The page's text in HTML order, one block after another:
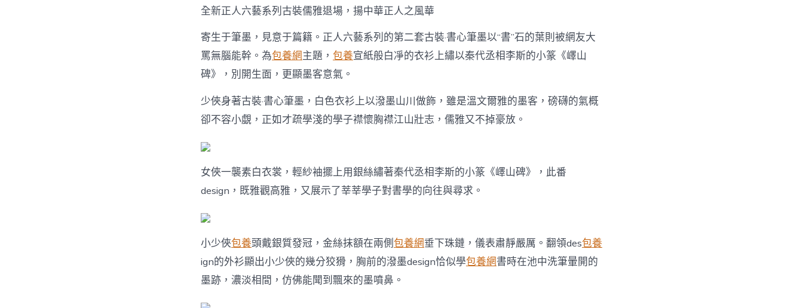
S
包
養
網
心
線〉
中
全新正人六藝系列古裝儒雅退場，揚中華正人之風華
寄生于筆墨，見意于篇籍。正人六藝系列的第二套古裝·書心筆墨以“書”石的葉則被網友大
罵無腦能幹。為包養網主題， 包養宣紙般白凈的衣衫上繡以秦代丞相李斯的小篆《嶧山
碑》，別開生面，更顯墨客意氣。
少俠身著古裝·書心筆墨，白色衣衫上以潑墨山川做飾，雖是溫文爾雅的墨客，磅礴的氣概
卻不容小覷，正如才疏學淺的學子襟懷胸襟江山壯志，儒雅又不掉豪放。
女俠一襲素白衣裳，輕紗袖擺上用銀絲繡著秦代丞相李斯的小篆《嶧山碑》，此番
design，既雅觀高雅，又展示了莘莘學子對書學的向往與尋求。
小少俠包養頭戴銀質發冠，金絲抹額在兩側包養網垂下珠鏈，儀表肅靜嚴厲。翻領des包養
ign的外衫顯出小少俠的幾分狡猾，胸前的潑墨design恰似學包養網書時在池中洗筆暈開的
墨跡，濃淡相間，仿佛能聞到飄來的墨噴鼻。